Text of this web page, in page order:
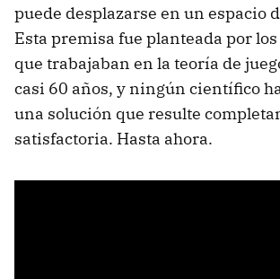
puede desplazarse en un espacio
Esta premisa fue planteada por
que trabajaban en la teoría de
casi 60 años, y ningún científico
una solución que resulte
satisfactoria. Hasta ahora.